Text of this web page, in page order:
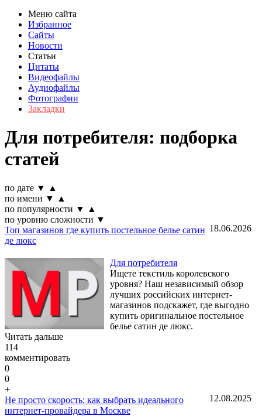
Меню сайта
Избранное
Сайты
Новости
Статьи
Цитаты
Видеофайлы
Аудиофайлы
Фотографии
Закладки
Для потребителя: подборка
статей
по дате ▼
▲
по имени ▼
▲
по популярности ▼
▲
по уровню сложности ▼
18.06.2026
Топ магазинов где купить постельное белье сатин
де люкс
Для потребителя
Ищете текстиль королевского
уровня? Наш независимый обзор
лучших российских интернет-
магазинов подскажет, где выгодно
купить оригинальное постельное
белье сатин де люкс.
Читать дальше
114
комментировать
0
0
+
12.08.2025
Не просто скорость: как выбрать идеального
интернет-провайдера в Москве